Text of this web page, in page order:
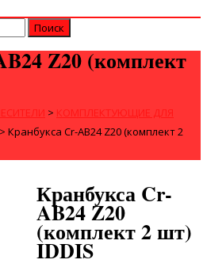
Z20 (комплект
> КОМПЛЕКТУЮЩИЕ ДЛЯ
> Кранбукса Cr-AB24 Z20 (комплект 2
Кранбукса Cr-
AB24 Z20
(комплект 2 шт)
IDDIS